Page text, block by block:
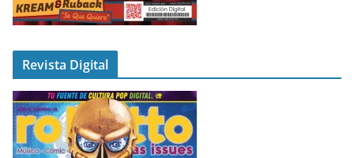
Revista Digital